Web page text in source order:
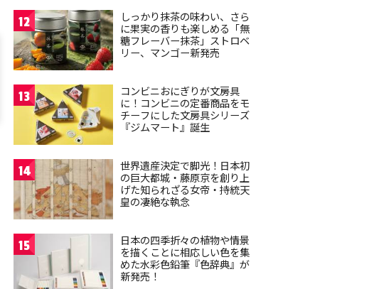
12
しっかり抹茶の味わい、さら
に果実の香りも楽しめる「無
糖フレーバー抹茶」ストロベ
リー、マンゴー新発売
13
コンビニおにぎりが文房具
に！コンビニの定番商品をモ
チーフにした文房具シリーズ
『ジムマート』誕生
14
世界遺産決定で脚光！日本初
の巨大都城・藤原京を創り上
げた知られざる女帝・持統天
皇の凄絶な執念
15
日本の四季折々の植物や情景
を描くことに相応しい色を集
めた水彩色鉛筆『色辞典』が
新発売！